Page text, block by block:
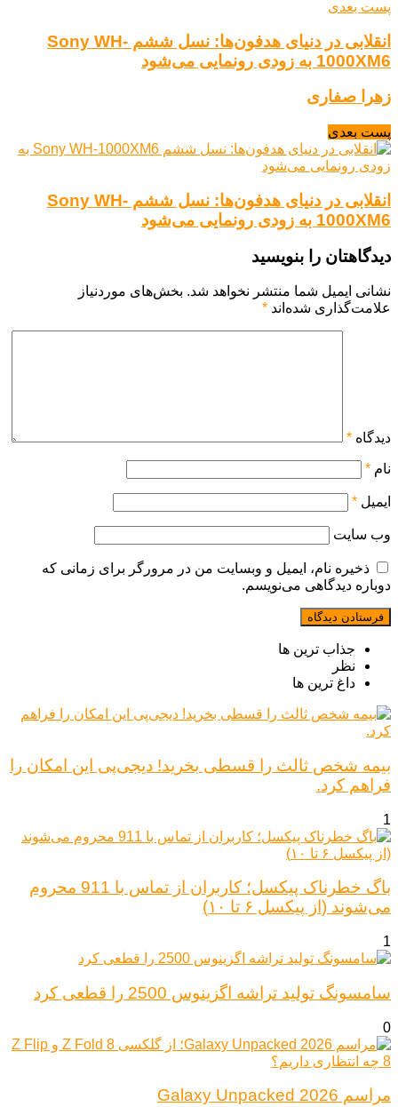
پست بعدی
انقلابی در دنیای هدفون‌ها: نسل ششم Sony WH-
1000XM6 به زودی رونمایی می‌شود
زهرا صفاری
پست بعدی
انقلابی در دنیای هدفون‌ها: نسل ششم Sony WH-
1000XM6 به زودی رونمایی می‌شود
دیدگاهتان را بنویسید
نشانی ایمیل شما منتشر نخواهد شد. بخش‌های موردنیاز
علامت‌گذاری شده‌اند *
دیدگاه *
نام *
ایمیل *
وب‌ سایت
ذخیره نام، ایمیل و وبسایت من در مرورگر برای زمانی که
دوباره دیدگاهی می‌نویسم.
جذاب ترین ها
نظر
داغ ترین ها
بیمه شخص ثالث را قسطی بخرید! دیجی‌پی این امکان را
فراهم کرد.
1
باگ خطرناک پیکسل؛ کاربران از تماس با 911 محروم
می‌شوند (از پیکسل ۶ تا ۱۰)
1
سامسونگ تولید تراشه اگزینوس 2500 را قطعی کرد
0
مراسم Galaxy Unpacked 2026